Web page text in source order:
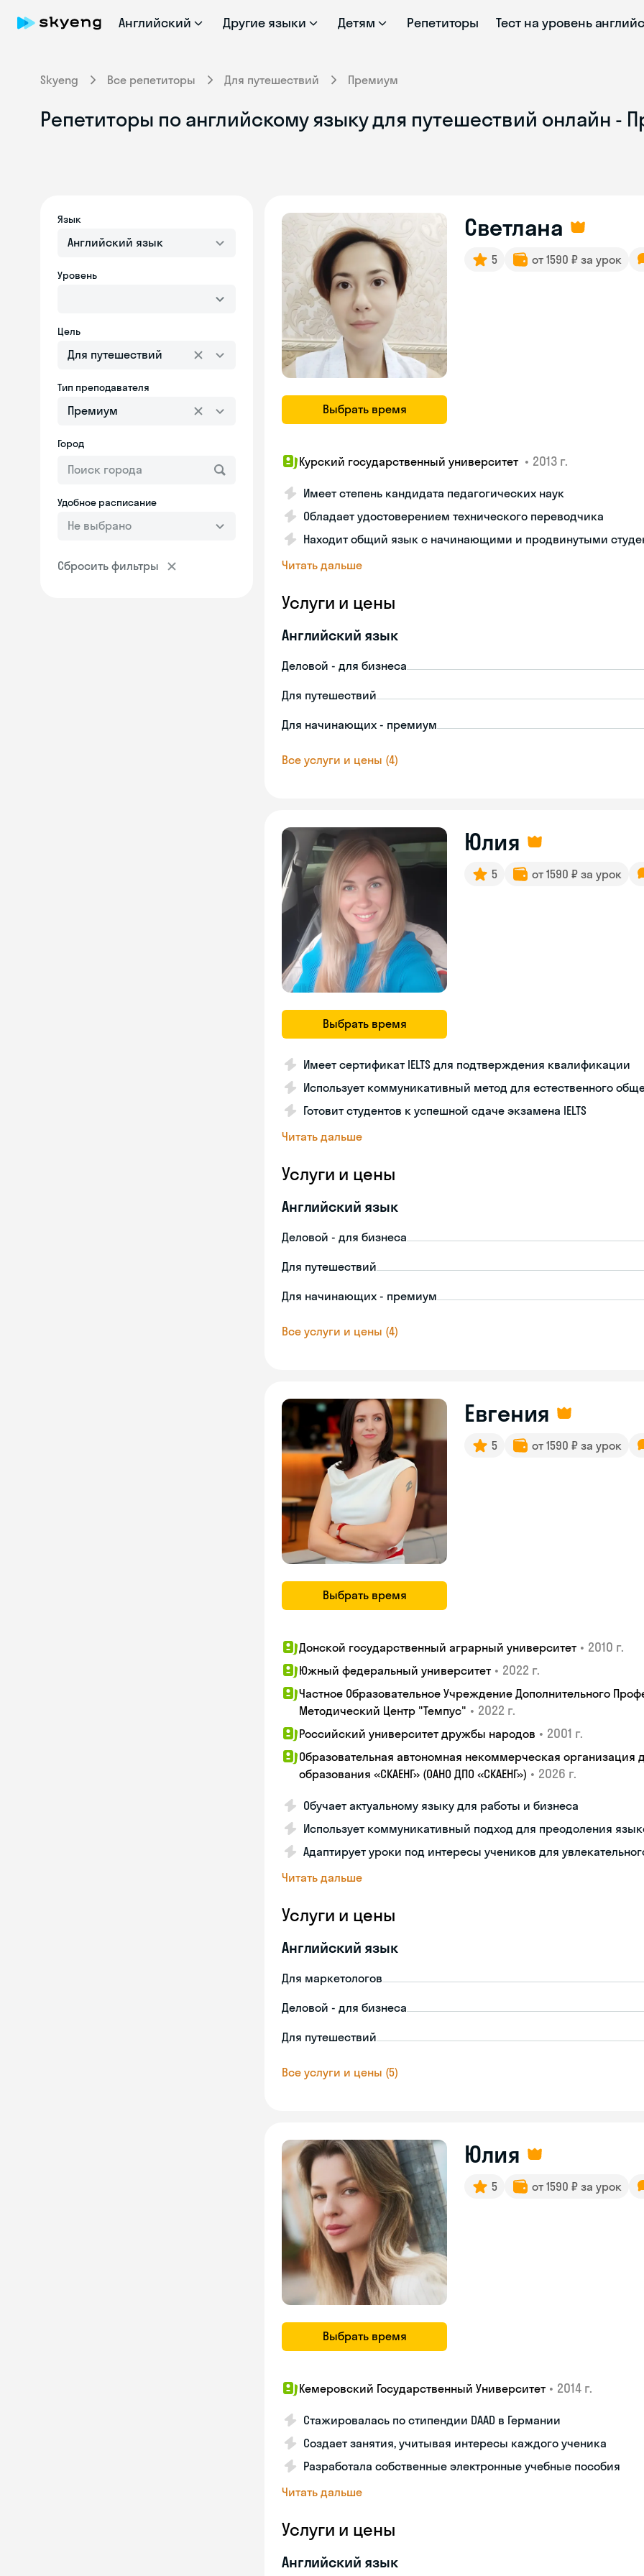
Английский Другие языки Детям Репетиторы Тест на уровень
Skyeng Все репетиторы Для путешествий Премиум
Репетиторы по английскому языку для путешествий онлайн -
Язык
Английский язык
Уровень
Цель
Для путешествий
Тип преподавателя
Премиум
Город
Удобное расписание
Не выбрано
Сбросить фильтры
Выбрать время
Светлана
5 от 1590 ₽ за урок
Курский государственный университет • 2013 г.
Имеет степень кандидата педагогических наук
Обладает удостоверением технического переводчика
Находит общий язык с начинающими и продвинутыми
Читать дальше
Услуги и цены
Английский язык
Деловой - для бизнеса
Для путешествий
Для начинающих - премиум
Все услуги и цены (4)
Выбрать время
Юлия
5 от 1590 ₽ за урок
Имеет сертификат IELTS для подтверждения квалификации
Использует коммуникативный метод для естественного
Готовит студентов к успешной сдаче экзамена IELTS
Читать дальше
Услуги и цены
Английский язык
Деловой - для бизнеса
Для путешествий
Для начинающих - премиум
Все услуги и цены (4)
Выбрать время
Евгения
5 от 1590 ₽ за урок
Донской государственный аграрный университет • 2010 г.
Южный федеральный университет • 2022 г.
Частное Образовательное Учреждение Дополнительного
Методический Центр "Темпус" • 2022 г.
Российский университет дружбы народов • 2001 г.
Образовательная автономная некоммерческая организация
образования «СКАЕНГ» (ОАНО ДПО «СКАЕНГ») • 2026 г.
Обучает актуальному языку для работы и бизнеса
Использует коммуникативный подход для преодоления
Адаптирует уроки под интересы учеников для
Читать дальше
Услуги и цены
Английский язык
Для маркетологов
Деловой - для бизнеса
Для путешествий
Все услуги и цены (5)
Выбрать время
Юлия
5 от 1590 ₽ за урок
Кемеровский Государственный Университет • 2014 г.
Стажировалась по стипендии DAAD в Германии
Создает занятия, учитывая интересы каждого ученика
Разработала собственные электронные учебные пособия
Читать дальше
Услуги и цены
Английский язык